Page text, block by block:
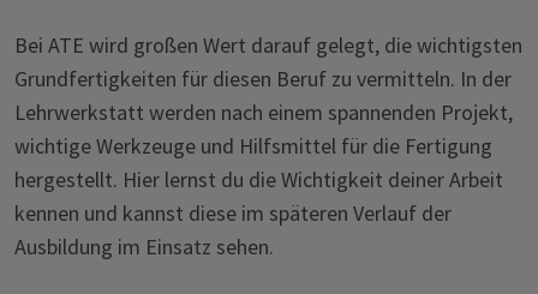
Bei ATE wird großen Wert darauf gelegt, die wichtigsten
Grundfertigkeiten für diesen Beruf zu vermitteln. In der
Lehrwerkstatt werden nach einem spannenden Projekt,
wichtige Werkzeuge und Hilfsmittel für die Fertigung
hergestellt. Hier lernst du die Wichtigkeit deiner Arbeit
kennen und kannst diese im späteren Verlauf der
Ausbildung im Einsatz sehen.